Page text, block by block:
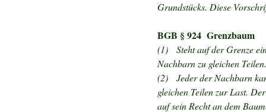
Grundstücks. Diese
BGB § 924 Grenzbaum
(1)
Steht auf der Grenze
Nachbarn zu gleichen Teilen.
(2)
Jeder der Nachbarn
gleichen Teilen zur Last.
auf sein Recht an dem